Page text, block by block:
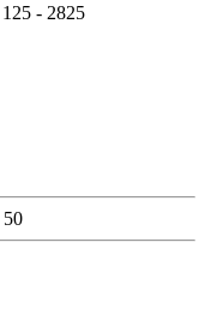
125 - 2825
50